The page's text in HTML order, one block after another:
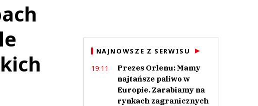
NAJNOWSZE Z SERWISU
19:11
Prezes Orlenu: Mamy
najtańsze paliwo w
Europie. Zarabiamy na
rynkach zagranicznych